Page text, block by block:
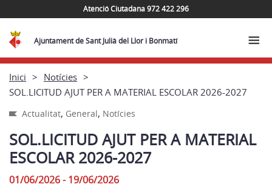
Atenció Ciutadana 972 422 296
Ajuntament de Sant Julià del Llor i Bonmatí
Inici
Notícies
SOL.LICITUD AJUT PER A MATERIAL ESCOLAR 2026-2027
Actualitat, General, Notícies
SOL.LICITUD AJUT PER A MATERIAL
ESCOLAR 2026-2027
01/06/2026 - 19/06/2026